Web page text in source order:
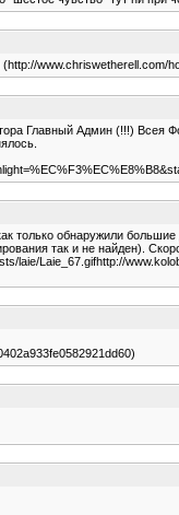
www.chriswetherell.com/
Главный Админ (!!!)
обнаружили
так и не найден).
laie/Laie_67.gifhttp://